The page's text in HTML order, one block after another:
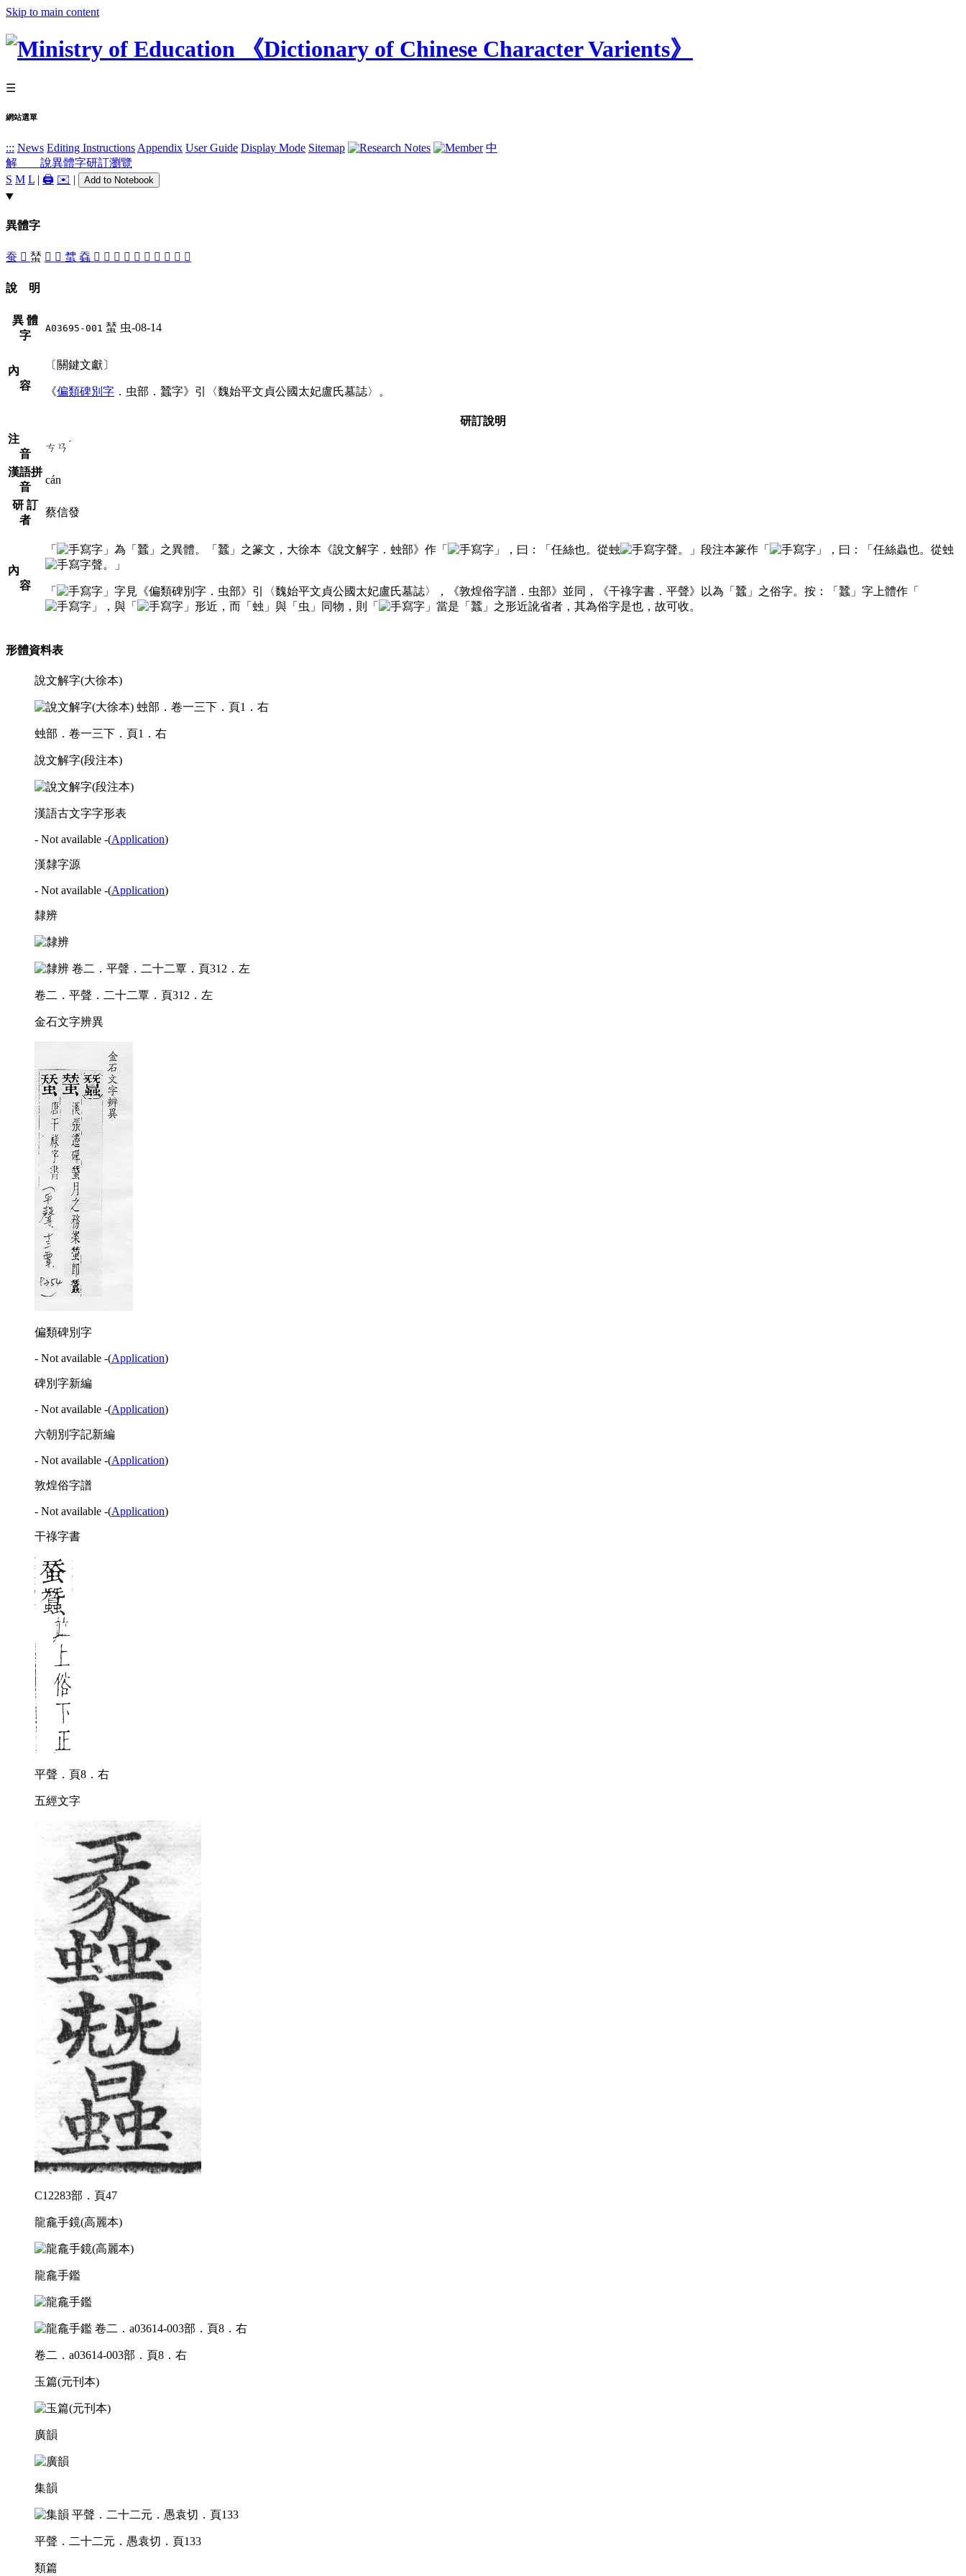
Skip to main content
☰
網站選單
::: News Editing Instructions Appendix User Guide Display Mode Sitemap
中
解 說異體字研訂瀏覽
S M L | 🖨️ ✉️ | Add to Notebook
異體字
蚕 𧉏 蝅 𧌩 󵔀 䗝 䗞 󵔅 󵔃 𧑯 䘉 蠺 󵔁 󵔄 𧕽 󵔂 󵔆
說 明
異 體
字
A03695-001 蝅 虫-08-14
內
容
〔關鍵文獻〕
《偏類碑別字 ．虫部．蠶字》引〈魏始平文貞公國太妃盧氏墓誌〉。
研訂說明
注
音
ㄘㄢ ˊ
漢語拼
音
cán
研 訂
者
蔡信發
內
容
「 」為「蠶」之異體。「蠶」之篆文，大徐本《說文解字．䖵部》作「 」，曰：「任絲也。從䖵 聲。」段注本篆作「
」，曰：「任絲蟲也。從䖵
聲。」
「
」字見《偏類碑別字．虫部》引〈魏始平文貞公國太妃盧氏墓誌〉，《敦煌俗字譜．虫部》並同，《干祿字書．平聲》以為「蠶」之俗字。按：「蠶」字上體作「
」，與「
」形近，而「䖵」與「虫」同物，則「 」當是「蠶」之形近訛省者，其為俗字是也，故可收。
形體資料表
說文解字(大徐本)
䖵部．卷一三下．頁1．右
說文解字(段注本)
漢語古文字字形表
- Not available -(Application)
漢隸字源
- Not available -(Application)
隸辨
卷二．平聲．二十二覃．頁312．左
金石文字辨異
偏類碑別字
- Not available -(Application)
碑別字新編
- Not available -(Application)
六朝別字記新編
- Not available -(Application)
敦煌俗字譜
- Not available -(Application)
干祿字書
平聲．頁8．右
五經文字
C12283部．頁47
龍龕手鏡(高麗本)
龍龕手鑑
卷二．a03614-003部．頁8．右
玉篇(元刊本)
廣韻
集韻
平聲．二十二元．愚袁切．頁133
類篇